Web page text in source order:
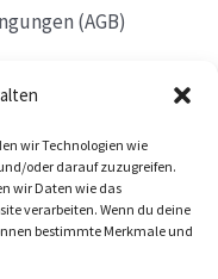
wir Technologien wie
oder darauf zuzugreifen.
wir Daten wie das
verarbeiten. Wenn du deine
bestimmte Merkmale und
(AGB)